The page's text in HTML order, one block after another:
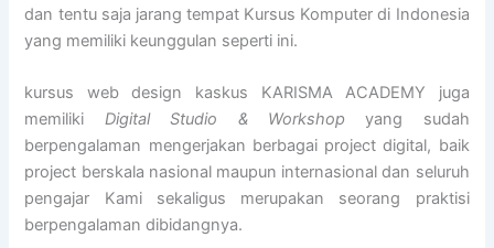
dan tentu saja jarang tempat Kursus Komputer di Indonesia
yang memiliki keunggulan seperti ini.
kursus web design kaskus KARISMA ACADEMY juga
memiliki Digital Studio & Workshop yang sudah
berpengalaman mengerjakan berbagai project digital, baik
project berskala nasional maupun internasional dan seluruh
pengajar Kami sekaligus merupakan seorang praktisi
berpengalaman dibidangnya.